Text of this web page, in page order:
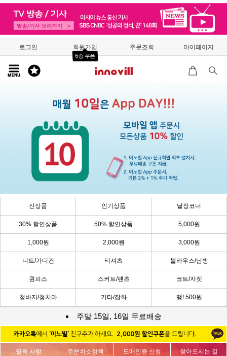
로그인 회원가입
6종 쿠폰
주문조회 마이페이지
신상품 인기상품 낱장코너
30% 할인상품 50% 할인상품 5,000원
1,000원 2,000원 3,000원
니트/가디건 티셔츠 블라우스/남방
원피스 스커트/팬츠 코트/자켓
청바지/청치마 기타/잡화 땡! 500원
주말 15일, 16일 무료배송
필독 사항 주문취소정책 도매인증 신청 찾아오시는 길